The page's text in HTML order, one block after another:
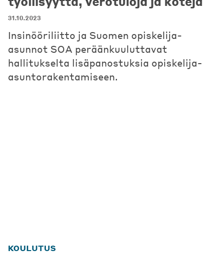
31.10.2023
Insinööriliitto ja Suomen opiskelija-
asunnot SOA peräänkuuluttavat
hallitukselta lisäpanostuksia opiskelija-
asuntorakentamiseen.
KOULUTUS